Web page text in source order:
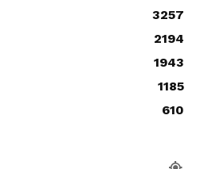
3257
2194
1943
1185
610